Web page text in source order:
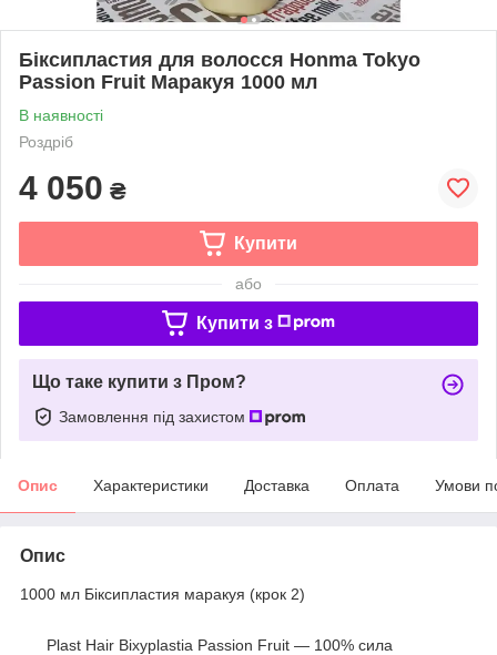
Біксипластия для волосся Honma Tokyo
Passion Fruit Маракуя 1000 мл
В наявності
Роздріб
4 050 ₴
Купити
або
Купити з
Що таке купити з Пром?
Замовлення під захистом
Опис Характеристики Доставка Оплата Умови
Опис
1000 мл Біксипластия маракуя (крок 2)
Plast Hair Bixyplastia Passion Fruit — 100% сила